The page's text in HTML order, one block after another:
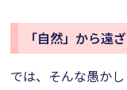
「自然」から遠
では、そんな愚か